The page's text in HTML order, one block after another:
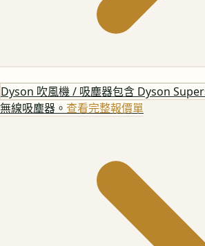
Dyson 吹風機 / 吸塵器包含 Dyson
無線吸塵器。 查看完整報價單